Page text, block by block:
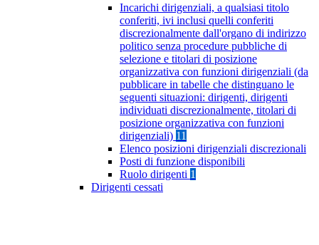
Incarichi dirigenziali, a qualsiasi titolo
conferiti, ivi inclusi quelli conferiti
discrezionalmente dall'organo di indirizzo
politico senza procedure pubbliche di
selezione e titolari di posizione
organizzativa con funzioni dirigenziali (da
pubblicare in tabelle che distinguano le
seguenti situazioni: dirigenti, dirigenti
individuati discrezionalmente, titolari di
posizione organizzativa con funzioni
dirigenziali) 11
Elenco posizioni dirigenziali discrezionali
Posti di funzione disponibili
Ruolo dirigenti 1
Dirigenti cessati